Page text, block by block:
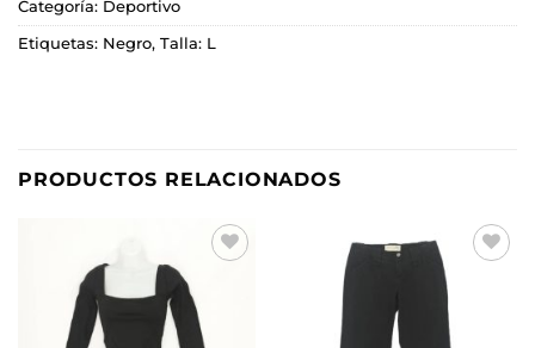
Categoría: Deportivo
Etiquetas: Negro, Talla: L
PRODUCTOS RELACIONADOS
lista de
deseos